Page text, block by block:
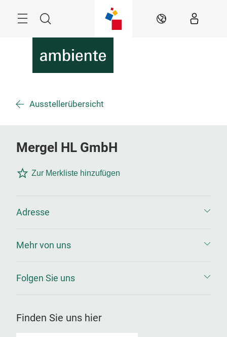
Suche DE
Ausstellerübersicht
Mergel HL GmbH
Zur Merkliste hinzufügen
Adresse
Mehr von uns
Folgen Sie uns
Finden Sie uns hier